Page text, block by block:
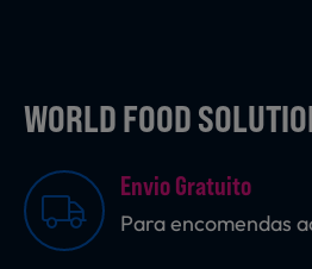
Nutrição Clínica
Bebidas e Garrafeira
WORLD FOOD
Envio Gratuito
Para encomendas